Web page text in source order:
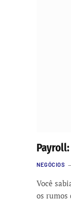
NEGÓCIOS
Você
os